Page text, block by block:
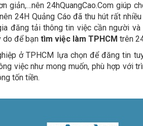
giản,…nên 24hQuangCao.Com giúp
24H Quảng Cáo đã thu hút rất
đăng tải thông tin việc cần người
do để bạn tìm việc làm TPHCM trên
ở TPHCM lựa chọn để đăng tin
việc như mong muốn, phù hợp với
tốn tiền.